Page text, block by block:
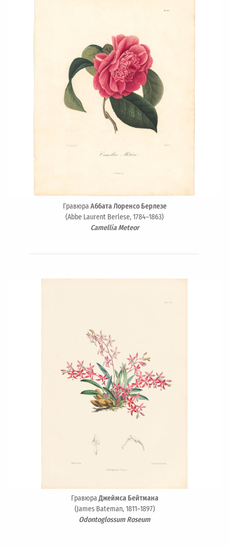
ГравюраАббата Лоренсо Берлезе
(Abbe Laurent Berlese, 1784–1863)
Camellia Meteor
ГравюраДжеймса Бейтмана
(James Bateman, 1811–1897)
Odontoglossum Roseum